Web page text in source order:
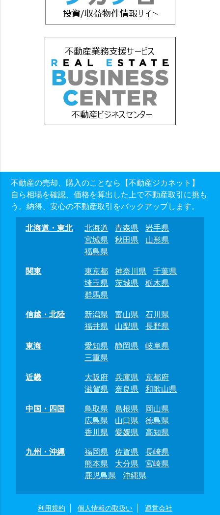
不動産の売却、購入のことなら【不動産ジカネット】
自ら相場を確認、価格を算出した上で不動産取引に挑も
う。納得、安心の不動産取引をバックアップします。
北海道・東北 北海道 青森県
岩手県
宮城県
秋田県
山形県
福島県
関東
東京都 神奈川県
千葉県
埼玉県
茨城県
栃木県
群馬県
信越・北陸
新潟県 富山県
石川県
福井県
山梨県
長野県
東海
愛知県 静岡県
岐阜県
三重県
近畿
大阪府 兵庫県
京都府
滋賀県
奈良県
和歌山県
中国・四国
鳥取県 島根県
岡山県
広島県
山口県
徳島県
香川県
愛媛県
高知県
九州・沖縄
福岡県 佐賀県
長崎県
熊本県
大分県
宮崎県
鹿児島県
沖縄県
利用規約 個人情報の取扱い 運営会社